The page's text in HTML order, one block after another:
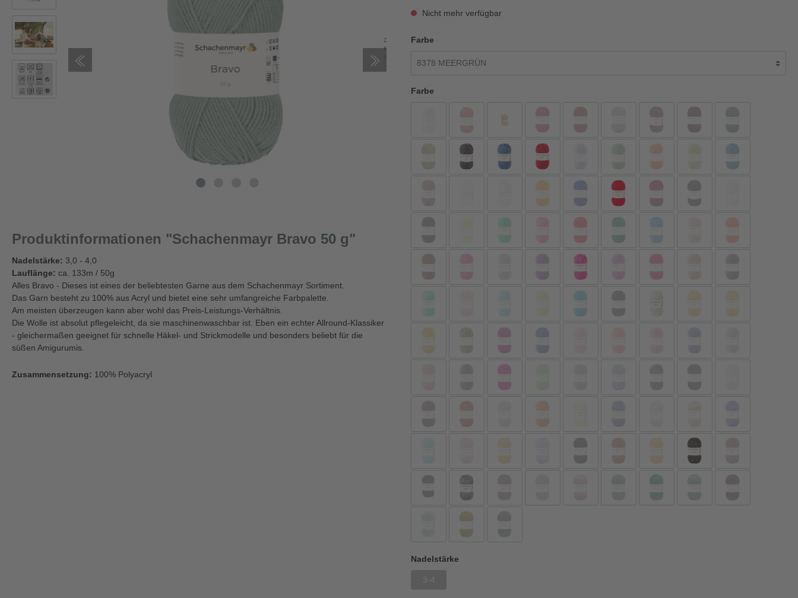
Produktinformationen "Schachenmayr Bravo 50 g"
Nadelstärke: 3,0 - 4,0
Lauflänge: ca. 133m / 50g
Alles Bravo - Dieses ist eines der beliebtesten Garne aus dem Schachenmayr Sortiment.
Das Garn besteht zu 100% aus Acryl und bietet eine sehr umfangreiche Farbpalette.
Am meisten überzeugen kann aber wohl das Preis-Leistungs-Verhältnis.
Die Wolle ist absolut pflegeleicht, da sie maschinenwaschbar ist. Eben ein echter Allround-Klassiker
- gleichermaßen geeignet für schnelle Häkel- und Strickmodelle und besonders beliebt für die
süßen Amigurumis.
Zusammensetzung: 100% Polyacryl
Nicht mehr verfügbar
Farbe
Farbe
Nadelstärke